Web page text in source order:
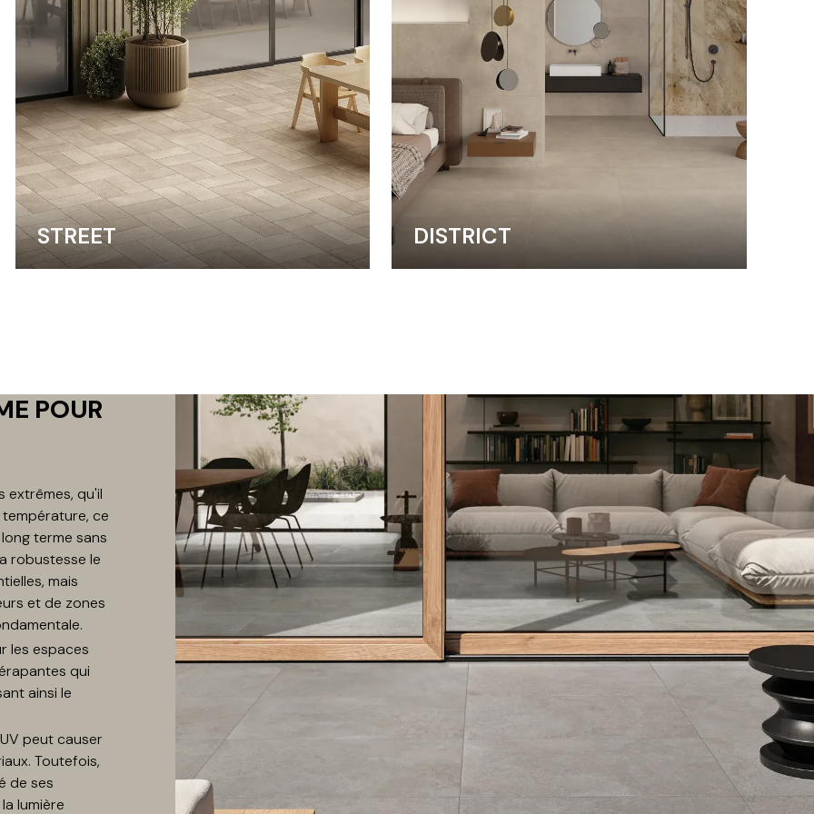
STREET DISTRICT
POUR
qu'il
ce
terme sans
robustesse le
mais
et de zones
les espaces
qui
ainsi le
peut causer
Toutefois,
de ses
lumière